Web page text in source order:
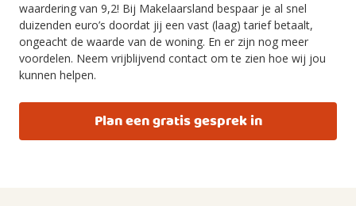
waardering van 9,2! Bij Makelaarsland bespaar je al snel
duizenden euro’s doordat jij een vast (laag) tarief betaalt,
ongeacht de waarde van de woning. En er zijn nog meer
voordelen. Neem vrijblijvend contact om te zien hoe wij jou
kunnen helpen.
Plan een gratis gesprek in